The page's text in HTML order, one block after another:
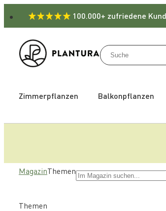
100.000+ zufriedene
Zimmerpflanzen Balkonpflanzen
MagazinThemen
Themen